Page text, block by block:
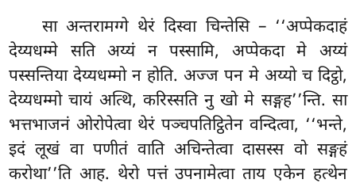
सा अन्तरामग्गे थेरं दिस्वा चिन्तेसि – ‘‘अप्पेकदाहं
देय्यधम्मे सतिअय्यं न पस्सामि, अप्पेकदा मे अय्यं
पस्सन्तिया देय्यधम्मो न होति. अज्ज पन मे अय्यो च दिट्ठो,
देय्यधम्मो चायं अत्थि, करिस्सति नु खो मे सङ्गह’’न्ति. सा
भत्तभाजनं ओरोपेत्वा थेरं पञ्चपतिट्ठितेन वन्दित्वा, ‘‘भन्ते,
इदं लूखं वा पणीतं वाति अचिन्तेत्वा दासस्स वो सङ्गहं
करोथा’’ति आह. थेरो पत्तं उपनामेत्वा ताय एकेन हत्थेन